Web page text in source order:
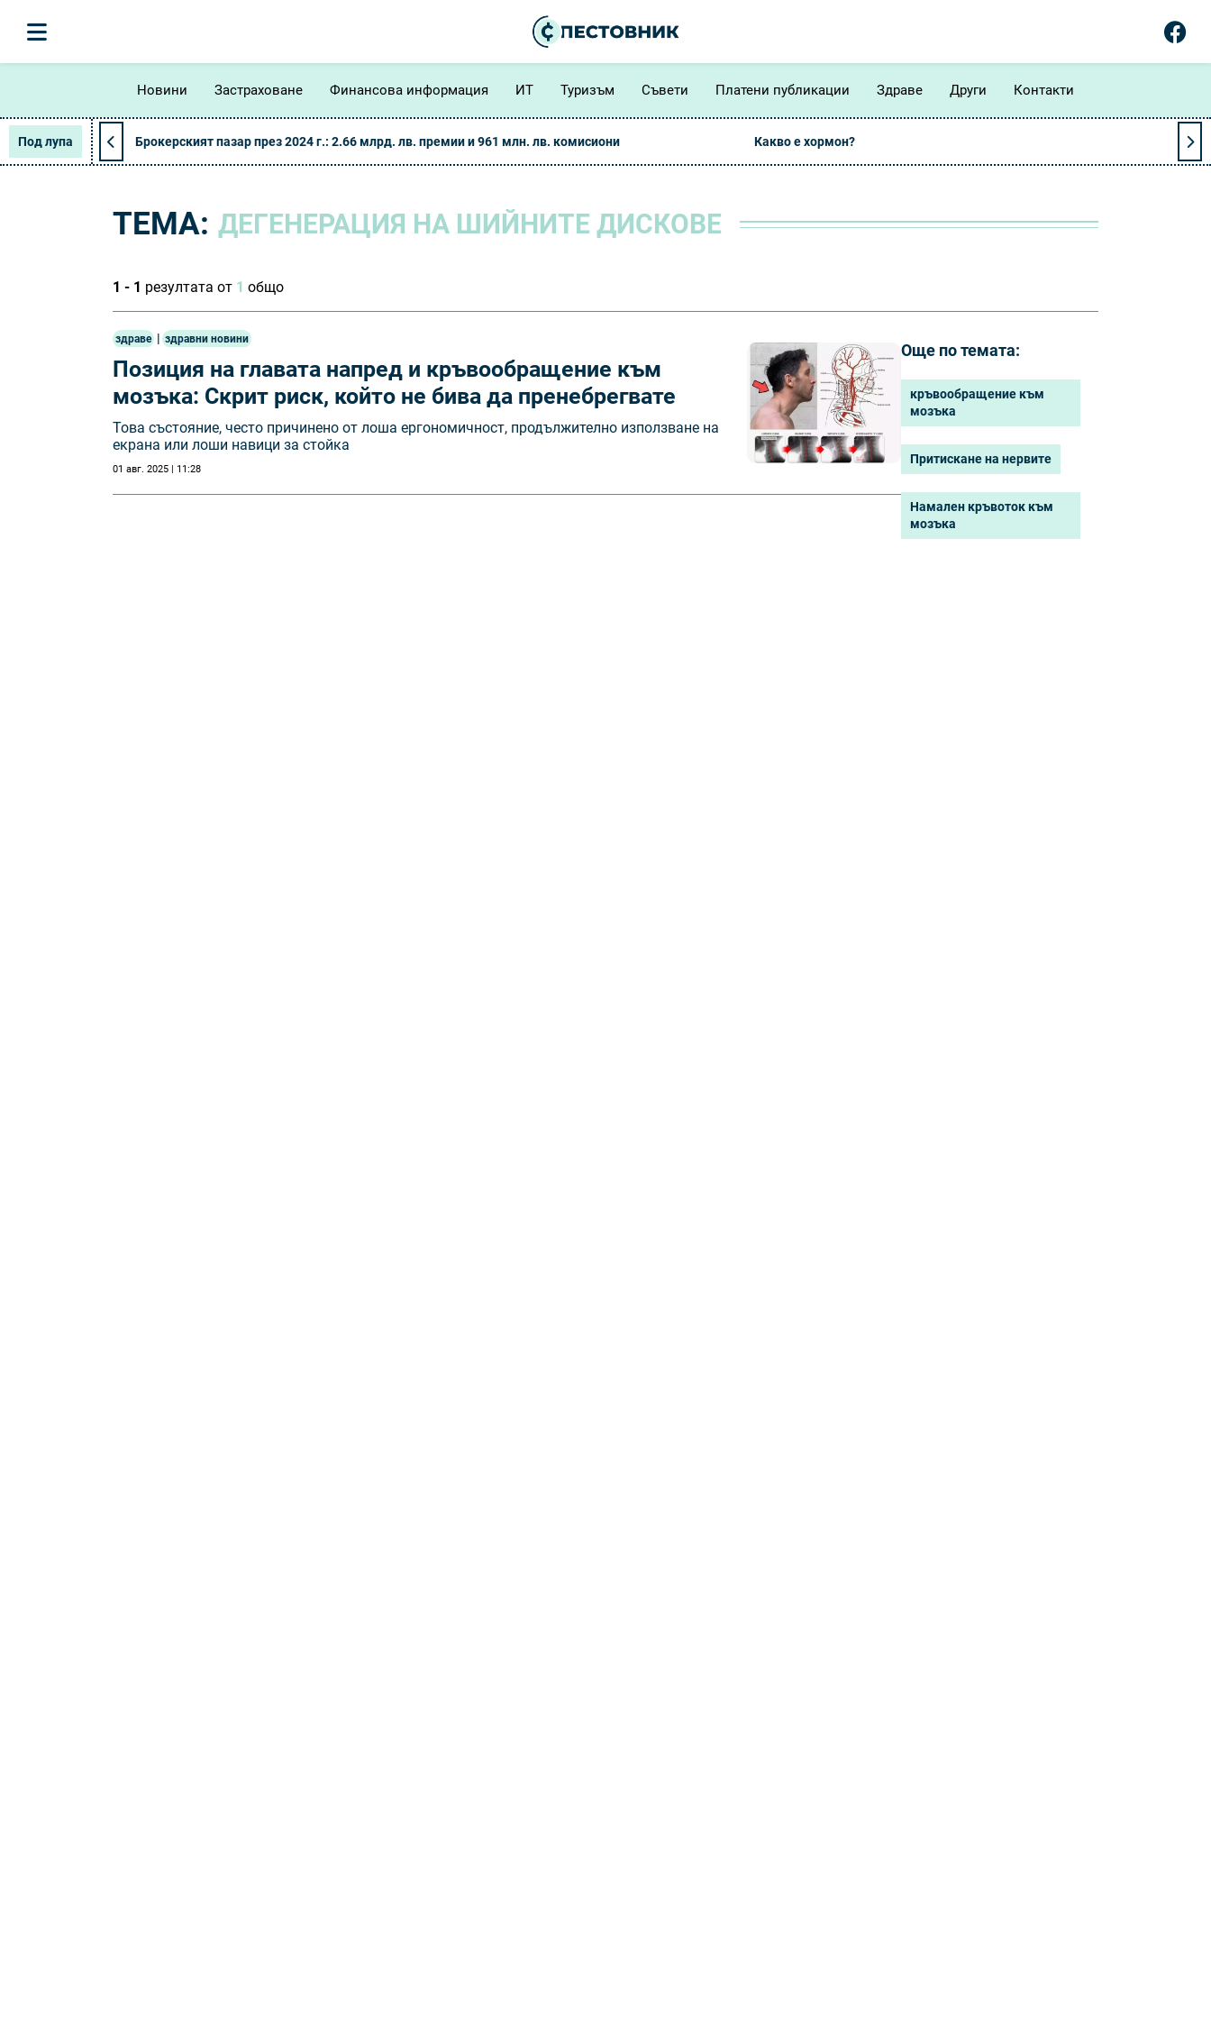
Новини Застраховане Финансова информация ИТ Туризъм Съвети Платени публикации Здраве Други Контакти
Под лупа Брокерският пазар през 2024 г.: 2.66 млрд. лв. премии и 961 млн. лв. комисиони Какво е хормон?
ТЕМА: ДЕГЕНЕРАЦИЯ НА ШИЙНИТЕ ДИСКОВЕ
1 - 1 резултата от 1 общо
здраве | здравни новини
Позиция на главата напред и кръвообращение към
мозъка: Скрит риск, който не бива да пренебрегвате
Това състояние, често причинено от лоша ергономичност, продължително използване на
екрана или лоши навици за стойка
01 авг. 2025 | 11:28
Още по темата:
кръвообращение към
мозъка
Притискане на нервите
Намален кръвоток към
мозъка